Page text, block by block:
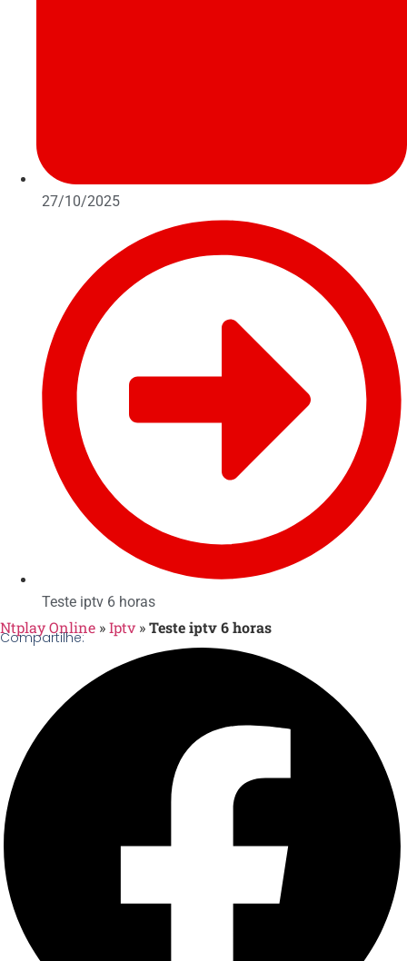
27/10/2025
Teste iptv 6 horas
Ntplay Online »Iptv »Teste iptv 6 horas
Compartilhe: